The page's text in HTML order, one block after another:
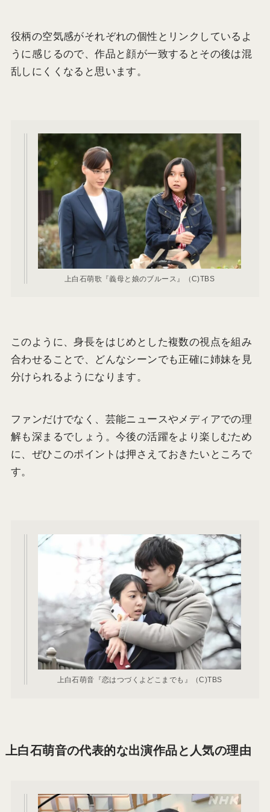
役柄の空気感がそれぞれの個性とリンクしているよ
うに感じるので、作品と顔が一致するとその後は混
乱しにくくなると思います。
上白石萌歌『義母と娘のブルース』（C)TBS
このように、身長をはじめとした複数の視点を組み
合わせることで、どんなシーンでも正確に姉妹を見
分けられるようになります。
ファンだけでなく、芸能ニュースやメディアでの理
解も深まるでしょう。今後の活躍をより楽しむため
に、ぜひこのポイントは押さえておきたいところで
す。
上白石萌音『恋はつづくよどこまでも』（C)TBS
上白石萌音の代表的な出演作品と人気の理由